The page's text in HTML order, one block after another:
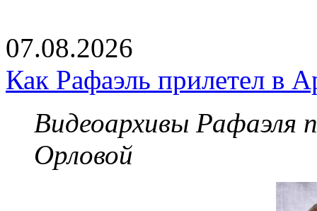
07.08.2026
Как Рафаэль прилетел в
Видеоархивы Рафаэля
Орловой